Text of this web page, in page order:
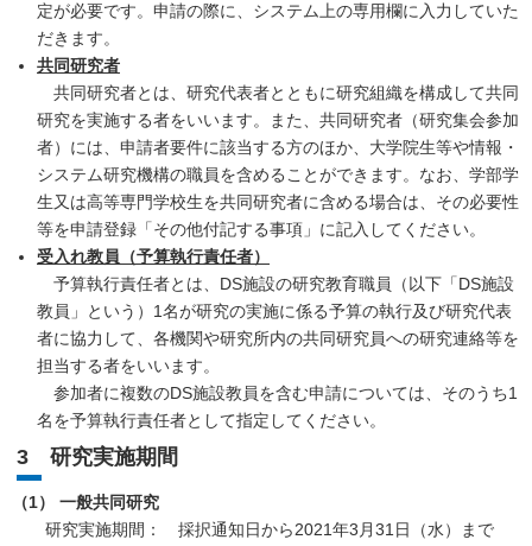
定が必要です。申請の際に、システム上の専用欄に入力していた
だきます。
共同研究者
共同研究者とは、研究代表者とともに研究組織を構成して共同
研究を実施する者をいいます。また、共同研究者（研究集会参加
者）には、申請者要件に該当する方のほか、大学院生等や情報・
システム研究機構の職員を含めることができます。なお、学部学
生又は高等専門学校生を共同研究者に含める場合は、その必要性
等を申請登録「その他付記する事項」に記入してください。
受入れ教員（予算執行責任者）
予算執行責任者とは、DS施設の研究教育職員（以下「DS施設
教員」という）1名が研究の実施に係る予算の執行及び研究代表
者に協力して、各機関や研究所内の共同研究員への研究連絡等を
担当する者をいいます。
参加者に複数のDS施設教員を含む申請については、そのうち1
名を予算執行責任者として指定してください。
3 研究実施期間
（1） 一般共同研究
研究実施期間： 採択通知日から2021年3月31日（水）まで